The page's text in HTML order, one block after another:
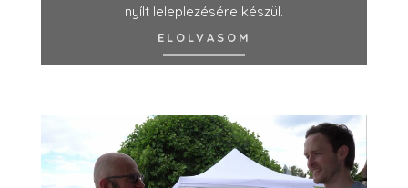
nyílt leleplezésére készül.
ELOLVASOM